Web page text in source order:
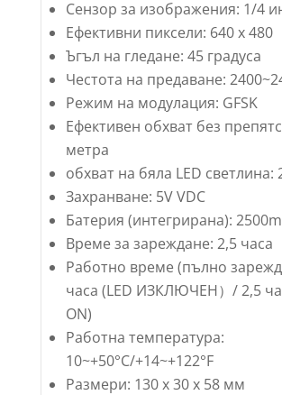
Сензор за изображения: 1/4
Ефективни пиксели: 640 x 480
Ъгъл на гледане: 45 градуса
Честота на предаване:
Режим на модулация: GFSK
Ефективен обхват без
метра
обхват на бяла LED светлина:
Захранване: 5V VDC
Батерия (интегрирана):
Време за зареждане: 2,5 часа
Работно време (пълно
часа (LED ИЗКЛЮЧЕН）/ 2,5
ON)
Работна температура:
10~+50°C/+14~+122°F
Размери: 130 x 30 x 58 мм